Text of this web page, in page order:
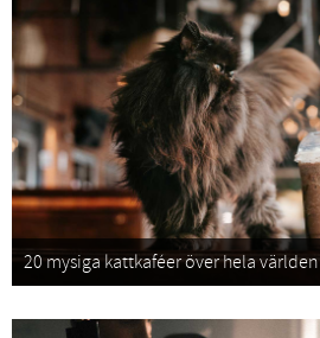
20 mysiga kattkaféer över hela världen